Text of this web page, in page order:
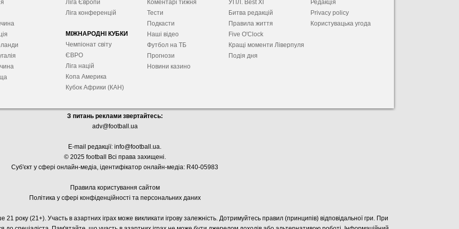
Ліга Європи
Ліга конференцій
МІЖНАРОДНІ КУБКИ
Чемпіонат світу
ЄВРО
Ліга націй
Копа Америка
Кубок Африки (КАН)
Коментарі тижня
Тести
Подкасти
Наші відео
Футбол на ТБ
Прогнози
Новини казино
УПЛ. Best XІ
Битва редакцій
Правила життя
Five O'Clock
Кращі моменти Ліверпуля
Подія дня
Редакція
Privacy policy
Користувацька угода
З питань реклами звертайтесь:
adv@football.ua
E-mail редакції: info@football.ua.
© 2025 football Всі права захищені.
Суб'єкт у сфері онлайн-медіа, ідентифікатор онлайн-медіа: R40-05983
Правила користування сайтом
Політика у сфері конфіденційності та персональних даних
року (21+). Участь в азартних іграх може викликати ігрову залежність. Дотримуйтесь правил (принципів) відповідальної гри. При